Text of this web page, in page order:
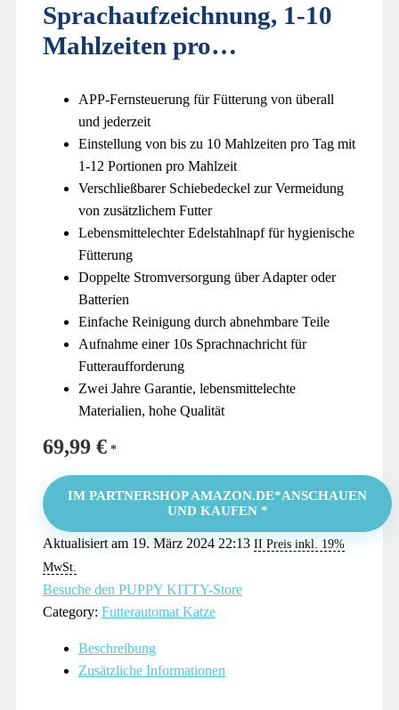
Sprachaufzeichnung, 1-10
Mahlzeiten pro…
APP-Fernsteuerung für Fütterung von überall
und jederzeit
Einstellung von bis zu 10 Mahlzeiten pro Tag mit
1-12 Portionen pro Mahlzeit
Verschließbarer Schiebedeckel zur Vermeidung
von zusätzlichem Futter
Lebensmittelechter Edelstahlnapf für hygienische
Fütterung
Doppelte Stromversorgung über Adapter oder
Batterien
Einfache Reinigung durch abnehmbare Teile
Aufnahme einer 10s Sprachnachricht für
Futteraufforderung
Zwei Jahre Garantie, lebensmittelechte
Materialien, hohe Qualität
69,99 €
IM PARTNERSHOP AMAZON.DE*ANSCHAUEN
UND KAUFEN *
Aktualisiert am 19. März 2024 22:13 II Preis inkl. 19%
MwSt.
Besuche den PUPPY KITTY-Store
Category: Futterautomat Katze
Beschreibung
Zusätzliche Informationen